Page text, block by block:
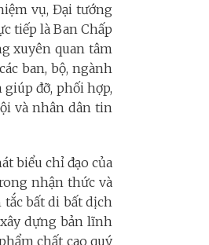
vụ, Đại tướng
tiếp là Ban Chấp
xuyên quan tâm
ban, bộ, ngành
đỡ, phối hợp,
và nhân dân tin
biểu chỉ đạo của
nhận thức và
bất di bất dịch
dựng bản lĩnh
chất cao quý